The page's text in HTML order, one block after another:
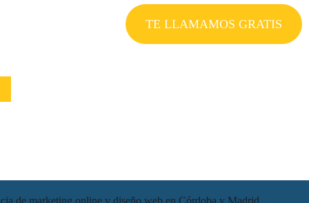
TE LLAMAMOS GRATIS